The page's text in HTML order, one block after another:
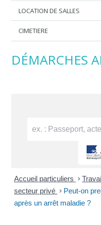
LOCATION DE SALLES
CIMETIERE
DÉMARCHES
Accueil particuliers >
secteur privé > Peut-on
après un arrêt maladie ?